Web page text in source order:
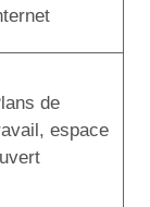
de
espace